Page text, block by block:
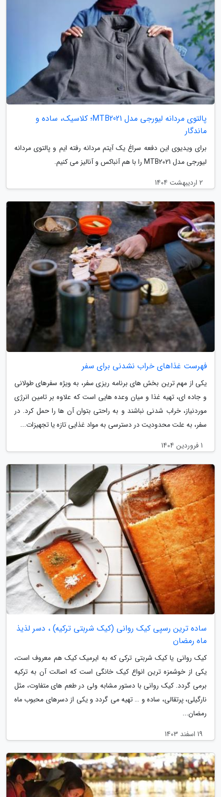
پالتوی مردانه لیورجی مدل MTB2021؛ کلاسیک، ساده و
ماندگار
برای ویدیوی این دفعه سراغ یک آیتم مردانه رفته ایم و پالتوی مردانه
لیورجی مدل MTB2021 را با هم آنباکس و آنالیز می کنیم.
2 اردیبهشت 1404
فهرست غذاهای خراب نشدنی برای سفر
یکی از مهم ترین بخش های برنامه ریزی سفر، به ویژه سفرهای طولانی
و جاده ای، تهیه غذا و میان وعده هایی است که علاوه بر تامین انرژی
موردنیاز، خراب شدنی نباشند و به راحتی بتوان آن ها را حمل کرد. در
سفر، به علت محدودیت در دسترسی به مواد غذایی تازه یا تجهیزات...
1 فروردین 1404
ساده ترین رسپی کیک روانی (کیک شربتی ترکیه) ، دسر لذیذ
ماه رمضان
کیک روانی یا کیک شربتی ترکی که به ایرمیک کیک هم معروف است،
یکی از خوشمزه ترین انواع کیک خانگی است که اصالت آن به ترکیه
برمی گردد. کیک روانی با دستور مشابه ولی در طعم های متفاوت، مثل
نارگیلی، پرتقالی، ساده و … تهیه می گردد و یکی از دسرهای محبوب ماه
رمضان...
19 اسفند 1403